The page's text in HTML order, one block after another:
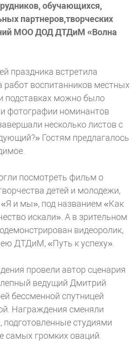
обучающихся,
партнеров,творческих
МОО ДОД ДТДиМ «Волна
праздника встретила
воспитанников местных
подставках можно было
фотографии номинантов
несколько листов с
Гостям предлагалось
посмотреть фильм о
детей и молодежи,
и мы», под названием «Как
искали». А в зрительном
видеоролик,
ДТДиМ, «Путь к успеху».
провели автор сценария
ведущий Дмитрий
бессменной спутницей
Награждения сменяли
подготовленные студиями
самых громких оваций.